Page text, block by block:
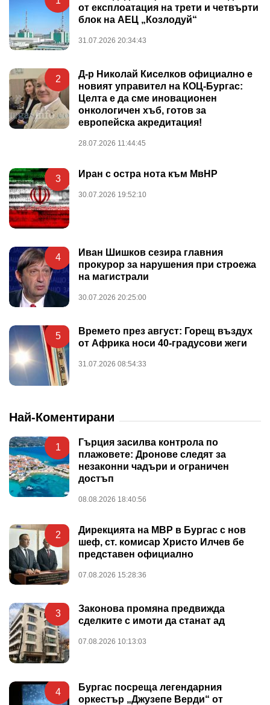
от експлоатация на трети и четвърти
блок на АЕЦ „Козлодуй“
31.07.2026 20:34:43
2
Д-р Николай Киселков официално е
новият управител на КОЦ-Бургас:
Целта е да сме иновационен
онкологичен хъб, готов за
европейска акредитация!
28.07.2026 11:44:45
3 Иран с остра нота към МвНР
30.07.2026 19:52:10
4
Иван Шишков сезира главния
прокурор за нарушения при строежа
на магистрали
30.07.2026 20:25:00
5
Времето през август: Горещ въздух
от Африка носи 40-градусови жеги
31.07.2026 08:54:33
Най-Коментирани
1
Гърция засилва контрола по
плажовете: Дронове следят за
незаконни чадъри и ограничен
достъп
08.08.2026 18:40:56
2
Дирекцията на МВР в Бургас с нов
шеф, ст. комисар Христо Илчев бе
представен официално
07.08.2026 15:28:36
3
Законова промяна предвижда
сделките с имоти да станат ад
07.08.2026 10:13:03
4
Бургас посреща легендарния
оркестър „Джузепе Верди“ от